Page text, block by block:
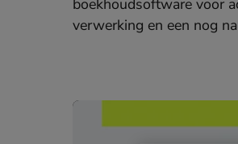
boekhoudsoftware voor
verwerking en een nog